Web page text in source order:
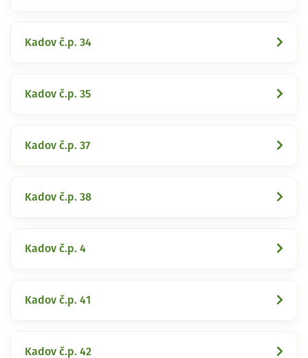
Kadov č.p. 34
Kadov č.p. 35
Kadov č.p. 37
Kadov č.p. 38
Kadov č.p. 4
Kadov č.p. 41
Kadov č.p. 42